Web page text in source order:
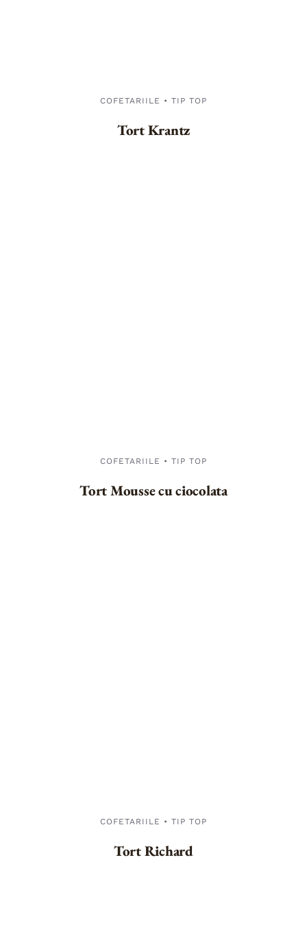
COFETARIILE • TIP TOP
Tort Krantz
COFETARIILE • TIP TOP
Tort Mousse cu ciocolata
COFETARIILE • TIP TOP
Tort Richard